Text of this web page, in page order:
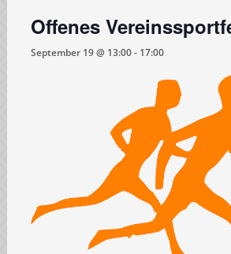
Offenes
September 19 @ 13:00- 17:00